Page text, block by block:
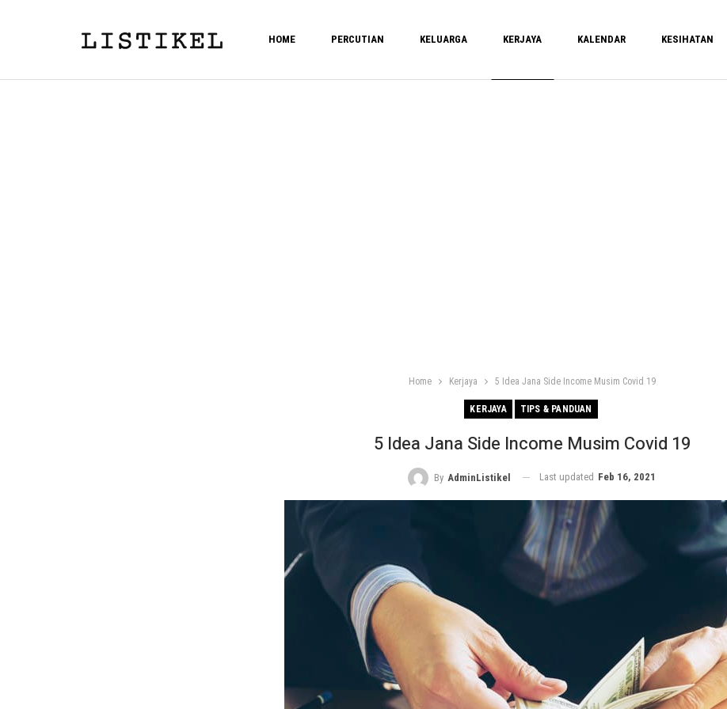
HOME PERCUTIAN KELUARGA KERJAYA KALENDAR KESIHATAN
Home Kerjaya 5 Idea Jana Side Income Musim Covid 19
KERJAYA TIPS & PANDUAN
5 Idea Jana Side Income Musim Covid 19
By AdminListikel Last updated Feb 16, 2021